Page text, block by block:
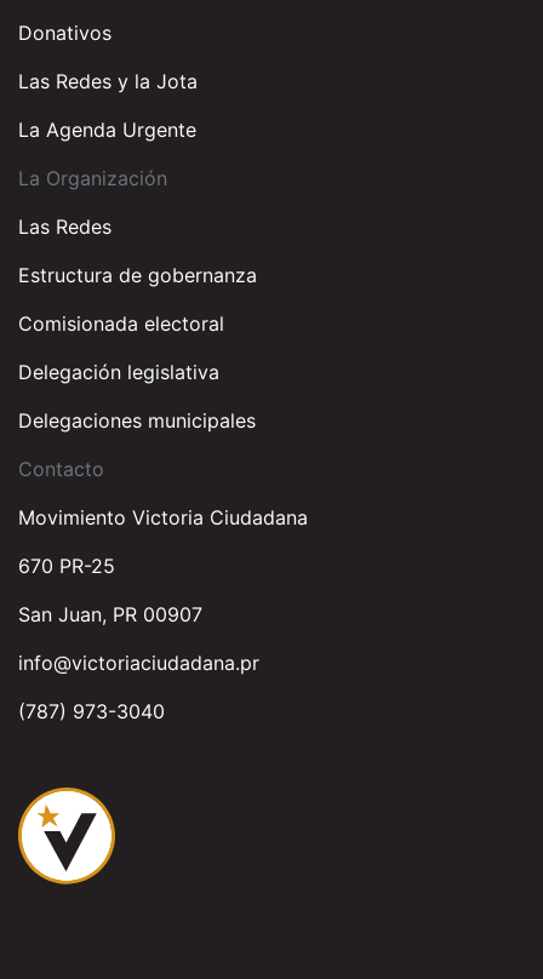
Donativos
Las Redes y la Jota
La Agenda Urgente
La Organización
Las Redes
Estructura de gobernanza
Comisionada electoral
Delegación legislativa
Delegaciones municipales
Contacto
Movimiento Victoria Ciudadana
670 PR-25
San Juan, PR 00907
info@victoriaciudadana.pr
(787) 973-3040